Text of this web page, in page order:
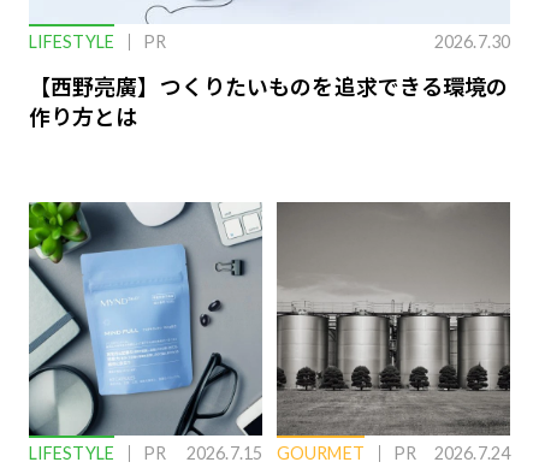
LIFESTYLE PR 2026.7.30
【西野亮廣】つくりたいものを追求できる環境の
作り方とは
LIFESTYLE PR 2026.7.15 GOURMET PR 2026.7.24